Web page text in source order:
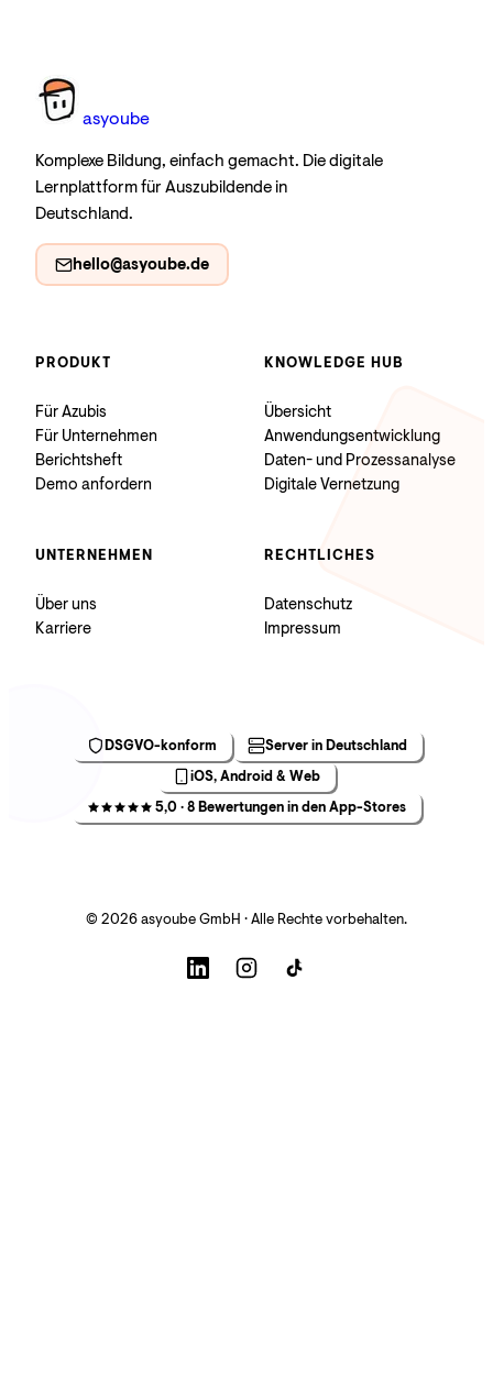
asyoube
Komplexe Bildung, einfach gemacht. Die digitale
Lernplattform für Auszubildende in
Deutschland.
hello@asyoube.de
PRODUKT
Für Azubis
Für Unternehmen
Berichtsheft
Demo anfordern
KNOWLEDGE HUB
Übersicht
Anwendungsentwicklung
Daten- und Prozessanalyse
Digitale Vernetzung
UNTERNEHMEN
Über uns
Karriere
RECHTLICHES
Datenschutz
Impressum
DSGVO-konform
Server in Deutschland
iOS, Android & Web
5,0 · 8 Bewertungen in den App-Stores
© 2026 asyoube GmbH · Alle Rechte vorbehalten.